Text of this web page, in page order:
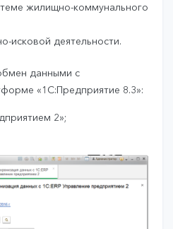
жилищно-коммунального
исковой деятельности.
данными с
«1С:Предприятие 8.3»:
2»;